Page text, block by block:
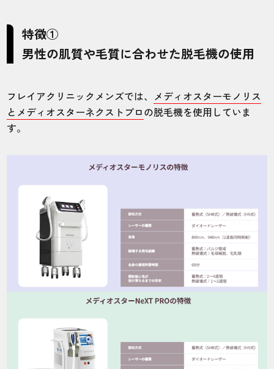
特徴①
男性の肌質や毛質に合わせた脱毛機の使用
フレイアクリニックメンズでは、 メディオスターモノリス
とメディオスターネクストプロの脱毛機を使用していま
す。